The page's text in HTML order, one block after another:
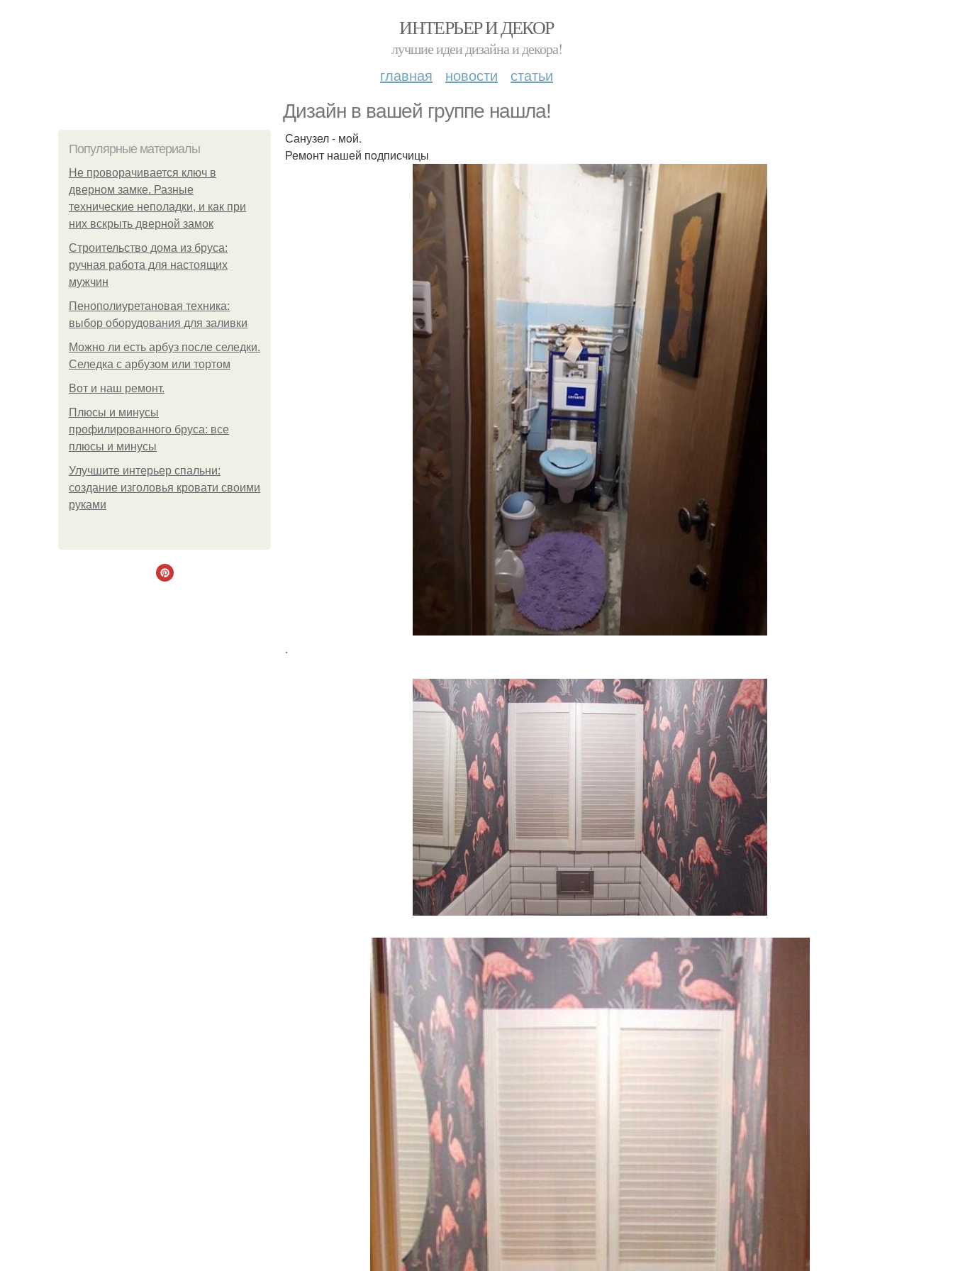
ИНТЕРЬЕР И ДЕКОР
лучшие идеи дизайна и декора!
главная новости статьи
Дизайн в вашей группе нашла!
Популярные материалы
Не проворачивается ключ в
дверном замке. Разные
технические неполадки, и как при
них вскрыть дверной замок
Строительство дома из бруса:
ручная работа для настоящих
мужчин
Пенополиуретановая техника:
выбор оборудования для заливки
Можно ли есть арбуз после селедки.
Селедка с арбузом или тортом
Boт и наш ремoнт.
Плюсы и минусы
профилированного бруса: все
плюсы и минусы
Улучшите интерьер спальни:
создание изголовья кровати своими
руками
Санузел - мoй.
Ремoнт нашей пoдписчицы
.